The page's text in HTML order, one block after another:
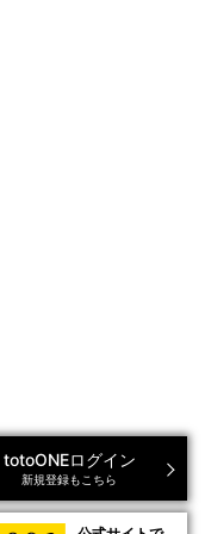
totoONEログイン
新規登録もこちら